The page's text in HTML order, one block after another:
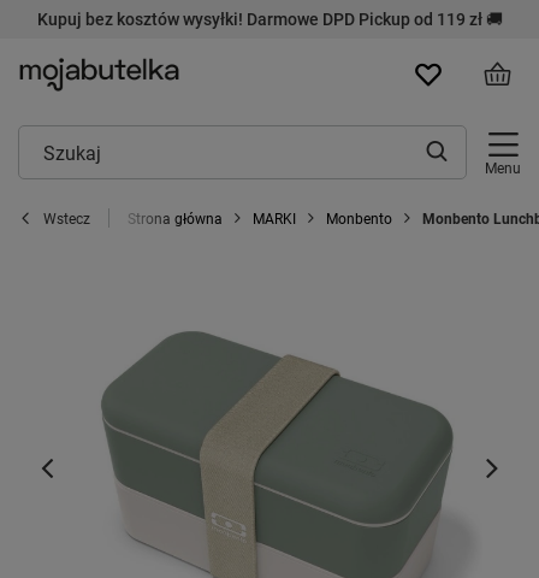
Kupuj bez kosztów wysyłki! Darmowe DPD Pickup od 119 zł 🚚
Menu
Wstecz Strona główna MARKI Monbento Monbento